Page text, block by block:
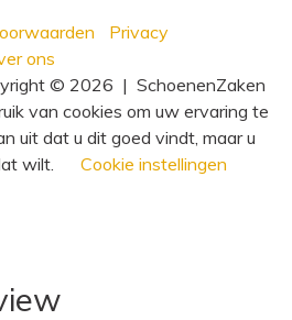
Privacy
ons
© 2026 | SchoenenZaken
van cookies om uw ervaring te
uit dat u dit goed vindt, maar u
wilt.
Cookie instellingen